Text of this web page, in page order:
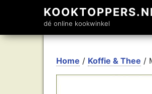
dé online kookwinkel
Home / Koffie & Thee /